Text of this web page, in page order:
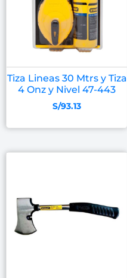
Tiza Lineas 30 Mtrs y Tiza
4 Onz y Nivel 47-443
S/93.13